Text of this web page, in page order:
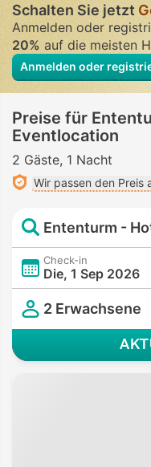
Schalten Sie jetzt
Anmelden oder
20%auf die meisten
Anmelden oder
Preise für
Eventlocation
2 Gäste 1 Nacht
Wir passen den Preis
Ententurm -
Check-in
Die, 1 Sep 2026
2 Erwachsene